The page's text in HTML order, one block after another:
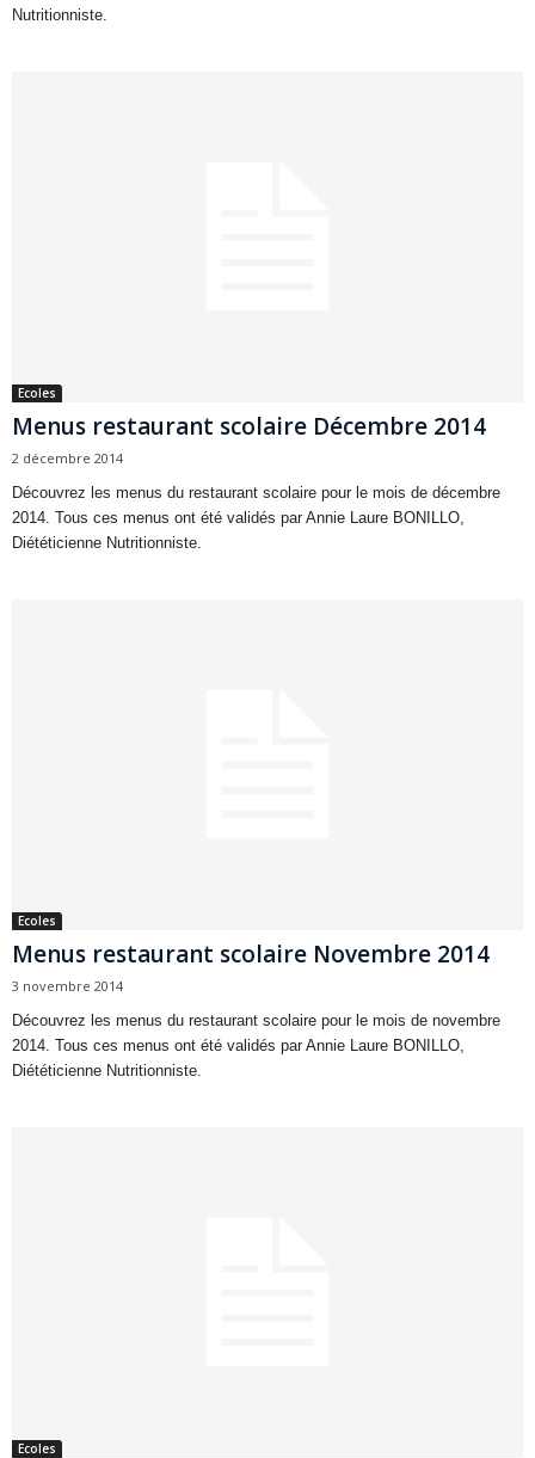
Nutritionniste.
Ecoles
Menus restaurant scolaire Décembre 2014
2 décembre 2014
Découvrez les menus du restaurant scolaire pour le mois de décembre
2014. Tous ces menus ont été validés par Annie Laure BONILLO,
Diététicienne Nutritionniste.
Ecoles
Menus restaurant scolaire Novembre 2014
3 novembre 2014
Découvrez les menus du restaurant scolaire pour le mois de novembre
2014. Tous ces menus ont été validés par Annie Laure BONILLO,
Diététicienne Nutritionniste.
Ecoles